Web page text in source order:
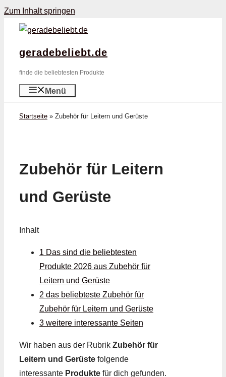
Zum Inhalt springen
geradebeliebt.de
finde die beliebtesten Produkte
Menü
Startseite » Zubehör für Leitern und Gerüste
Zubehör für Leitern
und Gerüste
Inhalt
1 Das sind die beliebtesten
Produkte 2026 aus Zubehör für
Leitern und Gerüste
2 das beliebteste Zubehör für
Zubehör für Leitern und Gerüste
3 weitere interessante Seiten
Wir haben aus der Rubrik Zubehör für
Leitern und Gerüste folgende
interessante Produkte für dich gefunden.